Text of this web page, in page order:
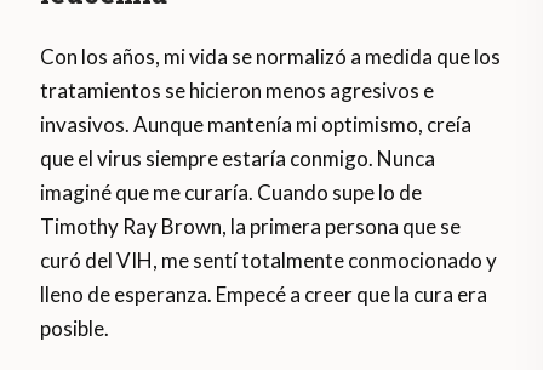
Con los años, mi vida se normalizó a medida que los
tratamientos se hicieron menos agresivos e
invasivos. Aunque mantenía mi optimismo, creía
que el virus siempre estaría conmigo. Nunca
imaginé que me curaría. Cuando supe lo de
Timothy Ray Brown, la primera persona que se
curó del VIH, me sentí totalmente conmocionado y
lleno de esperanza. Empecé a creer que la cura era
posible.